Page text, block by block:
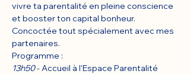
vivre ta parentalité en pleine conscience
et booster ton capital bonheur.
Concoctée tout spécialement avec mes
partenaires.
Programme :
13h50 - Accueil à l'Espace Parentalité